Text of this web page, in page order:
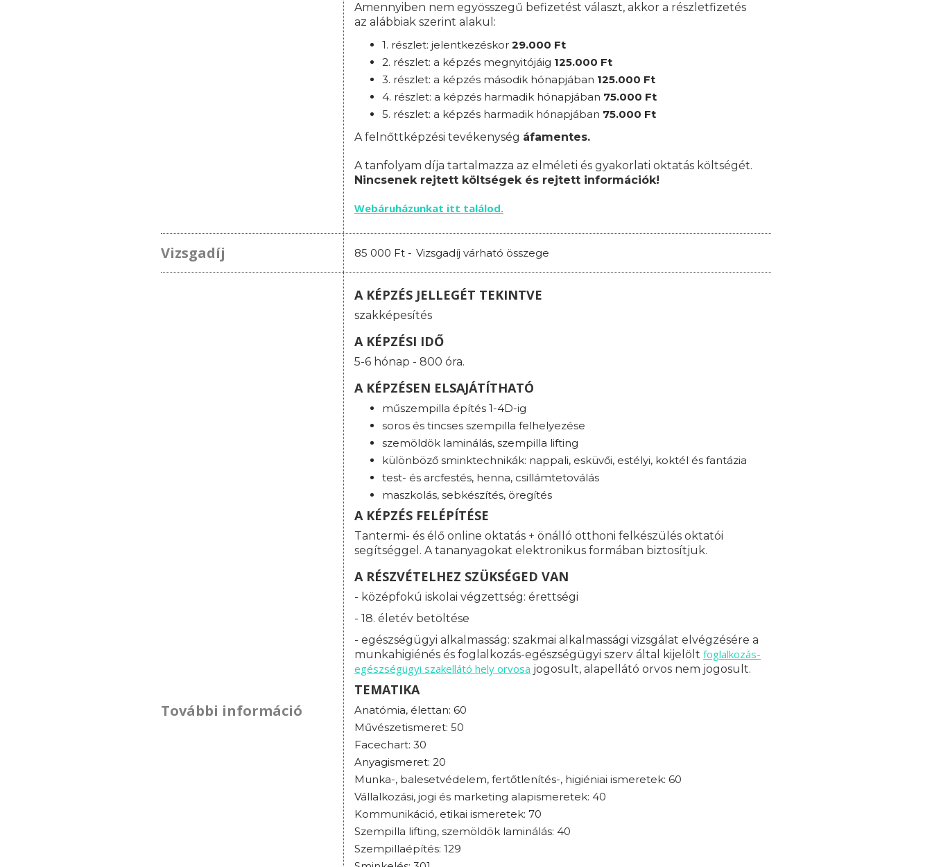
Amennyiben nem egyösszegű befizetést választ, akkor a részletfizetés
az alábbiak szerint alakul:
1. részlet: jelentkezéskor 29.000 Ft
2. részlet: a képzés megnyitójáig 125.000 Ft
3. részlet: a képzés második hónapjában 125.000 Ft
4. részlet: a képzés harmadik hónapjában 75.000 Ft
5. részlet: a képzés harmadik hónapjában 75.000 Ft
A felnőttképzési tevékenység áfamentes.
A tanfolyam díja tartalmazza az elméleti és gyakorlati oktatás költségét.
Nincsenek rejtett költségek és rejtett információk!
Webáruházunkat itt találod.
Vizsgadíj 85 000 Ft - Vizsgadíj várható összege
További információ
A KÉPZÉS JELLEGÉT TEKINTVE
szakképesítés
A KÉPZÉSI IDŐ
5-6 hónap - 800 óra.
A KÉPZÉSEN ELSAJÁTÍTHATÓ
műszempilla építés 1-4D-ig
soros és tincses szempilla felhelyezése
szemöldök laminálás, szempilla lifting
különböző sminktechnikák: nappali, esküvői, estélyi, koktél és fantázia
test- és arcfestés, henna, csillámtetoválás
maszkolás, sebkészítés, öregítés
A KÉPZÉS FELÉPÍTÉSE
Tantermi- és élő online oktatás + önálló otthoni felkészülés oktatói
segítséggel. A tananyagokat elektronikus formában biztosítjuk.
A RÉSZVÉTELHEZ SZÜKSÉGED VAN
- középfokú iskolai végzettség: érettségi
- 18. életév betöltése
- egészségügyi alkalmasság: szakmai alkalmassági vizsgálat elvégzésére a
munkahigiénés és foglalkozás-egészségügyi szerv által kijelölt foglalkozás-
egészségügyi szakellátó hely orvosa jogosult, alapellátó orvos nem jogosult.
TEMATIKA
Anatómia, élettan: 60
Művészetismeret: 50
Facechart: 30
Anyagismeret: 20
Munka-, balesetvédelem, fertőtlenítés-, higiéniai ismeretek: 60
Vállalkozási, jogi és marketing alapismeretek: 40
Kommunikáció, etikai ismeretek: 70
Szempilla lifting, szemöldök laminálás: 40
Szempillaépítés: 129